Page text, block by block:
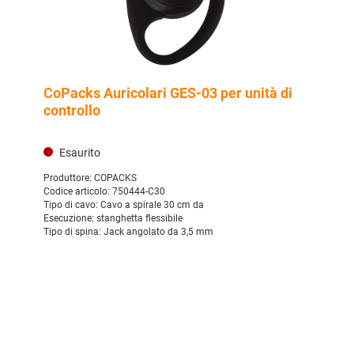
CoPacks Auricolari GES-03 per unità di
controllo
Esaurito
Produttore: COPACKS
Codice articolo: 750444-C30
Tipo di cavo: Cavo a spirale 30 cm da
Esecuzione: stanghetta flessibile
Tipo di spina: Jack angolato da 3,5 mm